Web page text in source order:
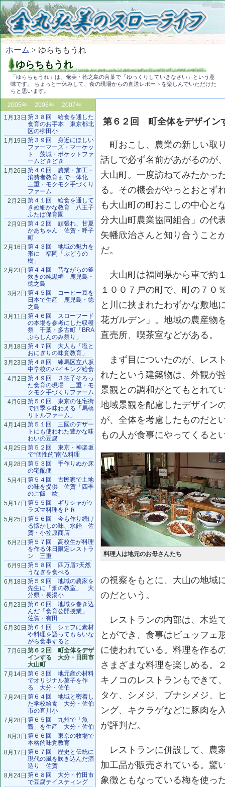
ホーム > ゆらちもうれ
ゆらちもうれ
「ゆらちもうれ」は、奄美・徳之島の言葉で「ゆっくりしていきなさい」という意
味です。 ちょっと一休みして、食の現場からの直送レポートを楽しんでいただけた
らと思います。
2005年 2006年
2007年
1月13日 第３８回 給食を通した
食育のお手本 東京都北
区の柳田小
1月19日 第３９回 身近にほしい
ファーマーズ・マーケッ
ト 茨城・ポケットファ
ームどきどき
1月26日 第４０回 農業・加工・
消費者教育まで一体化
三重・モクモク手づくり
ファーム
2月2日 第４１回 給食を通して
きめ細かな教育 八王子
ふたば保育園
2月9日 第４２回 頑張れ、甘夏
かあちゃん 佐賀・呼子
町
2月16日 第４３回 地域の魅力を
形に 福岡「ぶどうの
樹」
2月23日 第４４回 昔ながらの釜
炊きの純黒糖 鹿児島・
徳之島
3月2日 第４５回 コーヒー豆を
日本で生産 鹿児島・徳
之島
3月11日 第４６回 スローフード
の本場を参考にした収穫
祭 千葉・多古町「BRA
ぶらしんのみ祭り」
3月18日 第４７回 大人も「塩と
おにぎりの味覚教育」
3月23日 第４８回 練馬区立八坂
中学校のバイキング給食
4月2日 第４９回 ３拍子そろっ
た食育の現場 三重・モ
クモク手づくりファーム
4月6日 第５０回 東京の住宅街
で四季を味わえる「馬橋
リトルファーム」
4月14日 第５１回 三國のデザー
トにも使われた豊かな味
わいの豆腐
4月25日 第５２回 東京・神楽坂
で“個性的”南仏料理
4月28日 第５３回 手作りぬか床
の宅配便
5月4日 第５４回 古民家で土地
の味を提供 佐賀「四季
のご飯 紘」
5月17日 第５５回 ギリシャがケ
ラズマ料理をＰＲ
5月25日 第５６回 今も作り続け
る懐かしの味、水飴 佐
賀・小笠原商店
6月2日 第５７回 高校生が料理
を作る休日限定レストラ
ン 三重
6月9日 第５８回 四万盾ﾌ天然
うなぎを食べる
6月18日 第５９回 地域の農家を
先生に「畑の教室」 大
分県・長湯小
6月23日 第６０回 地域を巻き込
んだ「食育公開授業」
佐賀・有田
6月30日 第６１回 シェフに素材
や料理を語ってもらいな
がら食事すると…
7月6日 第６２回 町全体をデザ
インする 大分・日田市
大山町
7月14日 第６３回 地元産の材料
でオリジナル菓子を作
る 大分・佐伯
7月24日 第６４回 地域と密着し
た学校給食 大分・佐伯
市の直川小
7月28日 第６５回 九州で「魚
醤」を生産 大分・佐伯
8月3日 第６６回 東京の牧場で
本格的味覚教育
8月17日 第６７回 歴史と伝統に
現代の風を吹き込んだ酒
造り 佐賀
8月24日 第６８回 大分・竹田市
で豆腐テイスティング
第６２回 町全体をデザイン
町おこし、農業の新しい取
話しで必ず名前があがるのが
大山町。一度訪ねてみたかっ
る。その機会がやっとおとず
も大山町の町おこしの中心と
分大山町農業協同組合」の代
矢幡欣治さんと知り合うこと
だ。
大山町は福岡県から車で約
１００７戸の町で、町の７０
と川に挟まれたわずかな敷地
花ガルデン」。地域の農産物
直売所、喫茶室などがある。
まず目についたのが、レス
れたという建築物は、外観が
景観との調和がとてもとれて
地域景観を配慮したデザイン
が、全体を考慮したものだと
もの人が食事にやってくると
料理人は地元のお母さんたち
の視察をもとに、大山の地域
のだという。
レストランの内部は、木造
とができ、食事はビュッフェ
に使われている。料理を作る
さまざまな料理を楽しめる。
キノコのレストランもできて
タケ、シメジ、ブナシメジ、
ング、キクラゲなどに豚肉を
が評判だ。
レストランに併設して、農
加工品が販売されている。驚
象徴ともなっている梅を使っ